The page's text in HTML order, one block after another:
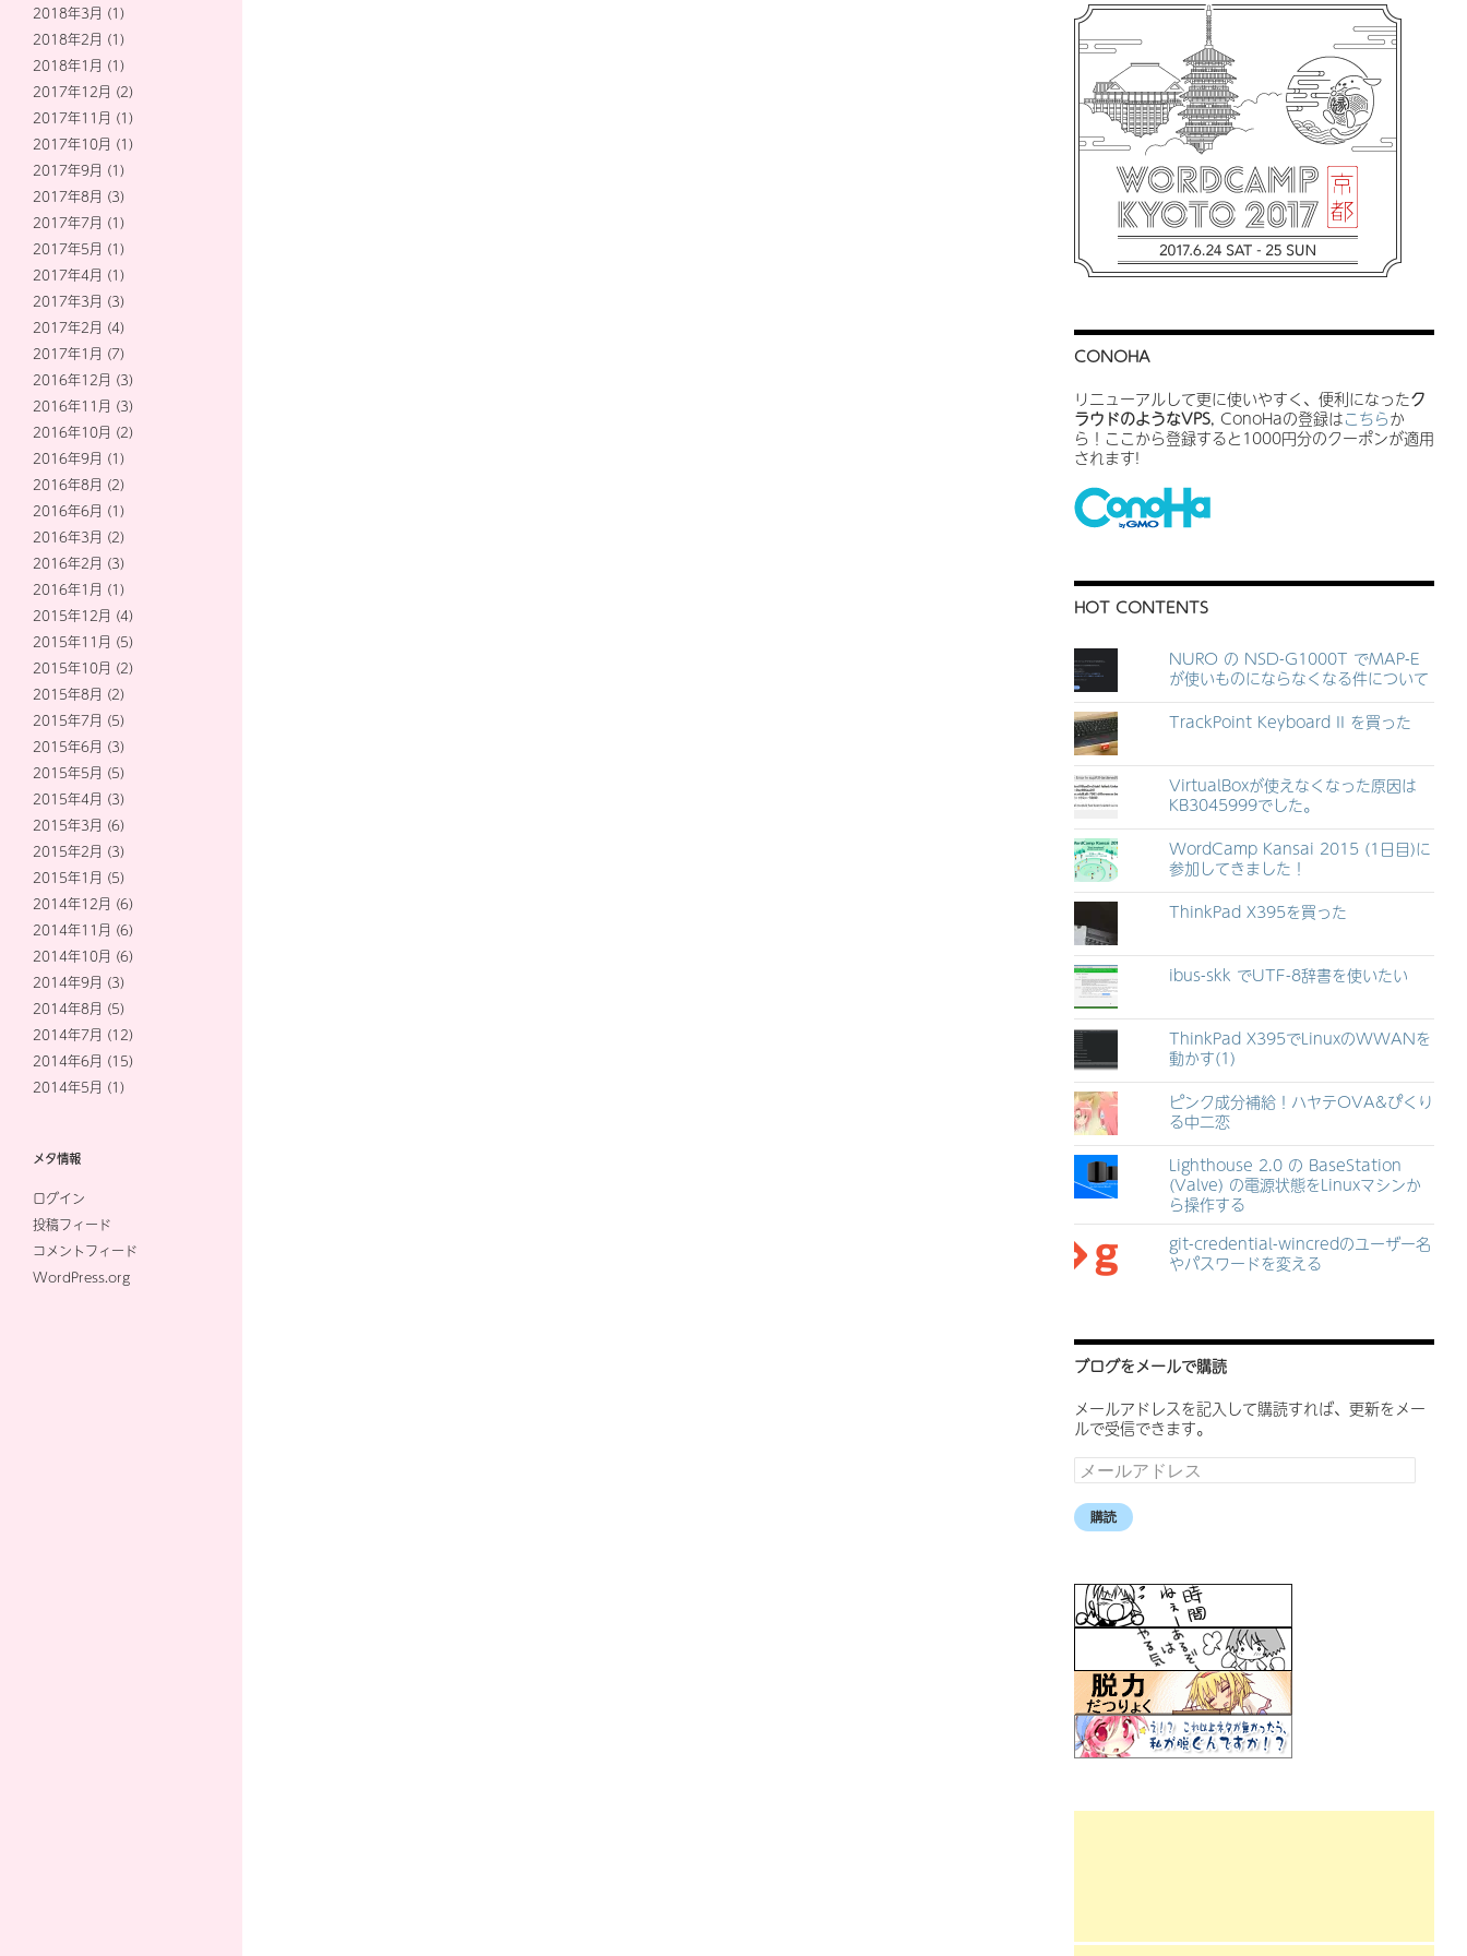
CONOHA
リニューアルして更に使いやすく、便利になったク
ラウドのようなVPS, ConoHaの登録はこちらか
ら！ここから登録すると1000円分のクーポンが適用
されます!
HOT CONTENTS
NURO の NSD-G1000T でMAP-E
が使いものにならなくなる件について
TrackPoint Keyboard II を買った
VirtualBoxが使えなくなった原因は
KB3045999でした。
WordCamp Kansai 2015 (1日目)に
参加してきました！
ThinkPad X395を買った
ibus-skk でUTF-8辞書を使いたい
ThinkPad X395でLinuxのWWANを
動かす(1)
ピンク成分補給！ハヤテOVA&ぴくり
る中二恋
Lighthouse 2.0 の BaseStation
(Valve) の電源状態をLinuxマシンか
ら操作する
git-credential-wincredのユーザー名
やパスワードを変える
ブログをメールで購読
メールアドレスを記入して購読すれば、更新をメー
ルで受信できます。
メ
ー
ル
ア
ス
購読
2018年3月 (1)
2018年2月 (1)
2018年1月 (1)
2017年12月 (2)
2017年11月 (1)
2017年10月 (1)
2017年9月 (1)
2017年8月 (3)
2017年7月 (1)
2017年5月 (1)
2017年4月 (1)
2017年3月 (3)
2017年2月 (4)
2017年1月 (7)
2016年12月 (3)
2016年11月 (3)
2016年10月 (2)
2016年9月 (1)
2016年8月 (2)
2016年6月 (1)
2016年3月 (2)
2016年2月 (3)
2016年1月 (1)
2015年12月 (4)
2015年11月 (5)
2015年10月 (2)
2015年8月 (2)
2015年7月 (5)
2015年6月 (3)
2015年5月 (5)
2015年4月 (3)
2015年3月 (6)
2015年2月 (3)
2015年1月 (5)
2014年12月 (6)
2014年11月 (6)
2014年10月 (6)
2014年9月 (3)
2014年8月 (5)
2014年7月 (12)
2014年6月 (15)
2014年5月 (1)
メタ情報
ログイン
投稿フィード
コメントフィード
WordPress.org